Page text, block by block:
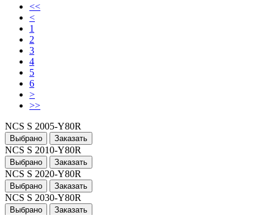
<<
<
1
2
3
4
5
6
>
>>
NCS S 2005-Y80R
Выбрано Заказать
NCS S 2010-Y80R
Выбрано Заказать
NCS S 2020-Y80R
Выбрано Заказать
NCS S 2030-Y80R
Выбрано Заказать